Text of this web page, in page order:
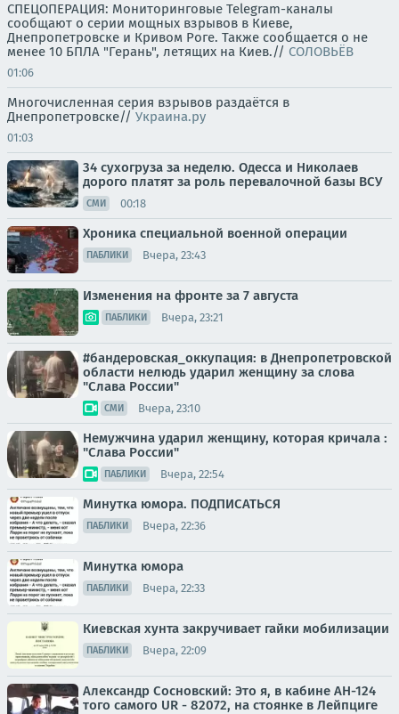
СПЕЦОПЕРАЦИЯ: Мониторинговые Telegram-каналы
сообщают о серии мощных взрывов в Киеве,
Днепропетровске и Кривом Роге. Также сообщается о не
менее 10 БПЛА "Герань", летящих на Киев.// СОЛОВЬЁВ
01:06
Многочисленная серия взрывов раздаётся в
Днепропетровске// Украина.ру
01:03
34 сухогруза за неделю. Одесса и Николаев
дорого платят за роль перевалочной базы ВСУ
СМИ 00:18
Хроника специальной военной операции
ПАБЛИКИ Вчера, 23:43
Изменения на фронте за 7 августа
ПАБЛИКИ Вчера, 23:21
#бандеровская_оккупация: в Днепропетровской
области нелюдь ударил женщину за слова
"Слава России"
СМИ Вчера, 23:10
Немужчина ударил женщину, которая кричала :
"Слава России"
ПАБЛИКИ Вчера, 22:54
Минутка юмора. ПОДПИСАТЬСЯ
ПАБЛИКИ Вчера, 22:36
Минутка юмора
ПАБЛИКИ Вчера, 22:33
Киевская хунта закручивает гайки мобилизации
ПАБЛИКИ Вчера, 22:09
Александр Сосновский: Это я, в кабине АН-124
того самого UR - 82072, на стоянке в Лейпциге